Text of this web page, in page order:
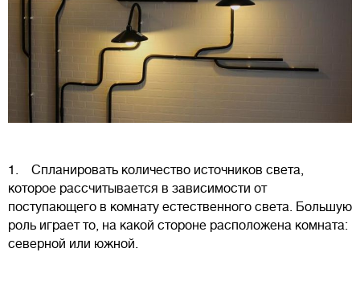
1. Спланировать количество источников света,
которое рассчитывается в зависимости от
поступающего в комнату естественного света. Большую
роль играет то, на какой стороне расположена комната:
северной или южной.